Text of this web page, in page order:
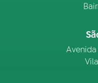
Avenida